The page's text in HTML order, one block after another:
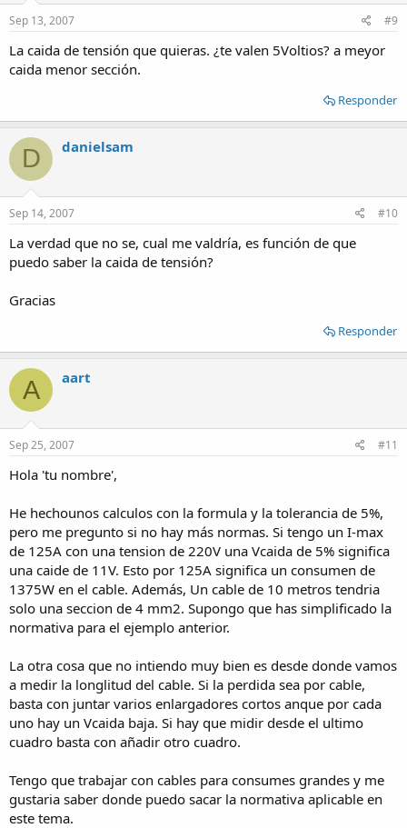
Sep 13, 2007 #9
La caida de tensión que quieras. ¿te valen 5Voltios? a meyor
caida menor sección.
Responder
D danielsam
Sep 14, 2007 #10
La verdad que no se, cual me valdría, es función de que
puedo saber la caida de tensión?
Gracias
Responder
A aart
Sep 25, 2007 #11
Hola 'tu nombre',
He hechounos calculos con la formula y la tolerancia de 5%,
pero me pregunto si no hay más normas. Si tengo un I-max
de 125A con una tension de 220V una Vcaida de 5% significa
una caide de 11V. Esto por 125A significa un consumen de
1375W en el cable. Además, Un cable de 10 metros tendria
solo una seccion de 4 mm2. Supongo que has simplificado la
normativa para el ejemplo anterior.
La otra cosa que no intiendo muy bien es desde donde vamos
a medir la longlitud del cable. Si la perdida sea por cable,
basta con juntar varios enlargadores cortos anque por cada
uno hay un Vcaida baja. Si hay que midir desde el ultimo
cuadro basta con añadir otro cuadro.
Tengo que trabajar con cables para consumes grandes y me
gustaria saber donde puedo sacar la normativa aplicable en
este tema.